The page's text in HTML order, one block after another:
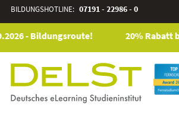
BILDUNGSHOTLINE: 07191 - 22986 - 0
- Bildungsroute! 20% Rabatt